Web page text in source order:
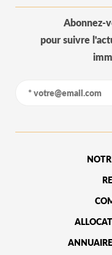
Abonnez-
pour suivre